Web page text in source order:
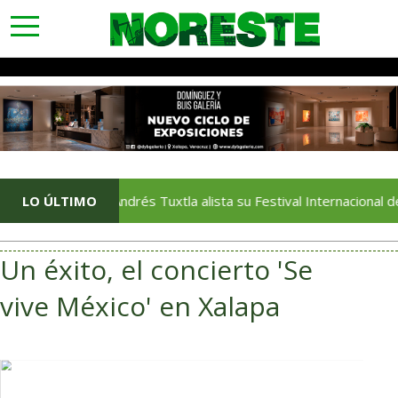
toggle
navigation
LO ÚLTIMO
San Andrés Tuxtla alista su Festival Internacional de Globos
Un éxito, el concierto 'Se
vive México' en Xalapa